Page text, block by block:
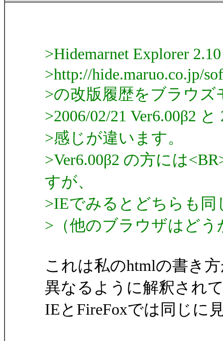
>Hidemarnet Explorer
>http://hide.maruo.co.jp/
>の改版履歴をブラウ
>2006/02/21 Ver6.00β2
>感じが違います。
>Ver6.00β2 の方には
すが、
>IEでみるとどちらも
>（他のブラウザはど
これは私のhtmlの書き
異なるように解釈され
IEとFireFoxでは同じに